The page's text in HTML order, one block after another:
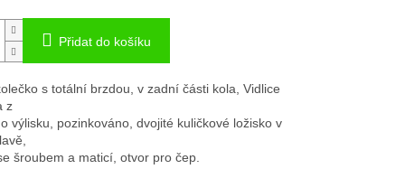
Přidat do košíku
s totální brzdou, v zadní části kola, Vidlice
z
výlisku, pozinkováno, dvojité kuličkové ložisko v
šroubem a maticí, otvor pro čep.